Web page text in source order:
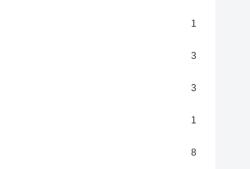
1
3
3
1
8